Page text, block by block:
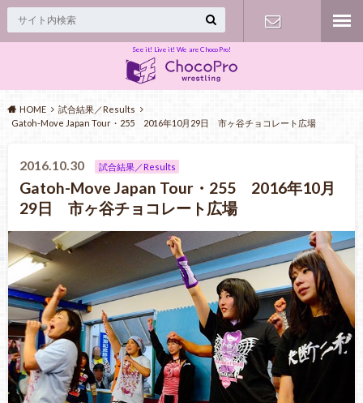
See it! Live it! We are ChocoPro!
HOME
試合結果／Results
Gatoh-Move Japan Tour・255 2016年10月29日 市ヶ谷チョコレート広場
2016.10.30 試合結果／Results
Gatoh-Move Japan Tour・255 2016年10月
29日 市ヶ谷チョコレート広場